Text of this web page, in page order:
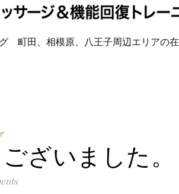
町田、相模原、八王子周辺エリアの
ざいました。